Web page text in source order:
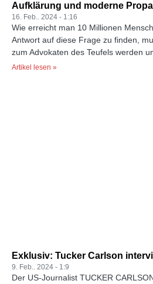
Aufklärung und moderne
16. Feb.. 2024 1:16
Wie erreicht man 10 Millionen
Antwort auf diese Frage zu finden,
zum Advokaten des Teufels werden
Artikel lesen »
Exklusiv: Tucker Carlson
9. Feb.. 2024 1:9
Der US-Journalist TUCKER